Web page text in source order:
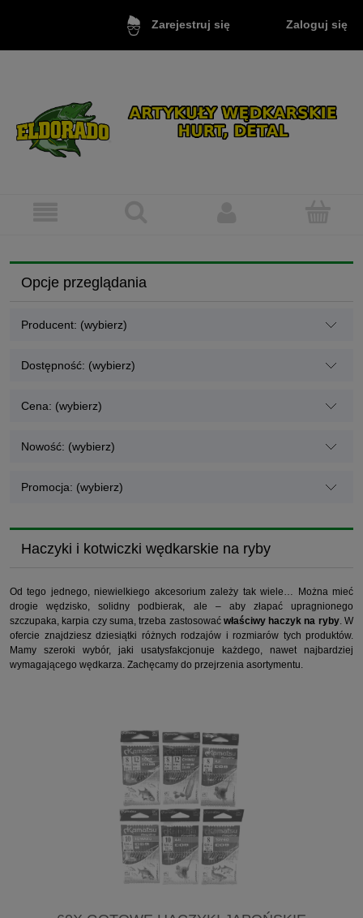
Zarejestruj się Zaloguj się
Opcje przeglądania
Producent: (wybierz)
Dostępność: (wybierz)
Cena: (wybierz)
Nowość: (wybierz)
Promocja: (wybierz)
Haczyki i kotwiczki wędkarskie na ryby
Od tego jednego, niewielkiego akcesorium zależy tak wiele… Można mieć
drogie wędzisko, solidny podbierak, ale – aby złapać upragnionego
szczupaka, karpia czy suma, trzeba zastosować właściwy haczyk na ryby. W
ofercie znajdziesz dziesiątki różnych rodzajów i rozmiarów tych produktów.
Mamy szeroki wybór, jaki usatysfakcjonuje każdego, nawet najbardziej
wymagającego wędkarza. Zachęcamy do przejrzenia asortymentu.